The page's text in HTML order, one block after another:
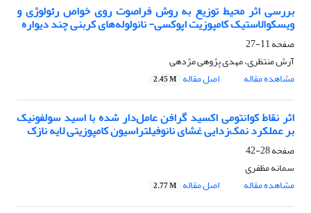
بررسی اثر محیط توزیع به روش فراصوت روی خواص رئولوژی و
ویسکوالاستیک کامپوزیت‌ اپوکسی- نانولوله‌های کربنی چند دیواره
صفحه11-27
آرش منتظری، مهدی پژوهی مژدهی
مشاهده مقاله
اصل مقاله 2.45 M
اثر نقاط کوانتومی اکسید گرافن عامل‌دار شده با اسید سولفونیک
بر عملکرد نمک‌زدایی غشای نانوفیلتراسیون کامپوزیتی لایه نازک
صفحه28-42
سمانه مظفری
مشاهده مقاله
اصل مقاله 2.77 M